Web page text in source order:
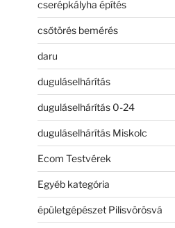
cserépkályha építés
csőtörés bemérés
daru
duguláselhárítás
duguláselhárítás 0-24
duguláselhárítás Miskolc
Ecom Testvérek
Egyéb kategória
épületgépészet Pilisvörösvá